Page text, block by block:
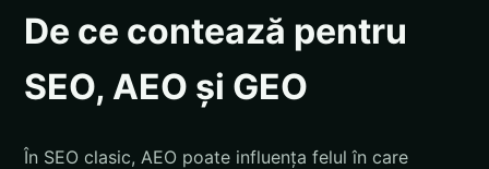
De ce contează pentru
SEO, AEO și GEO
În SEO clasic, AEO poate influența felul în care